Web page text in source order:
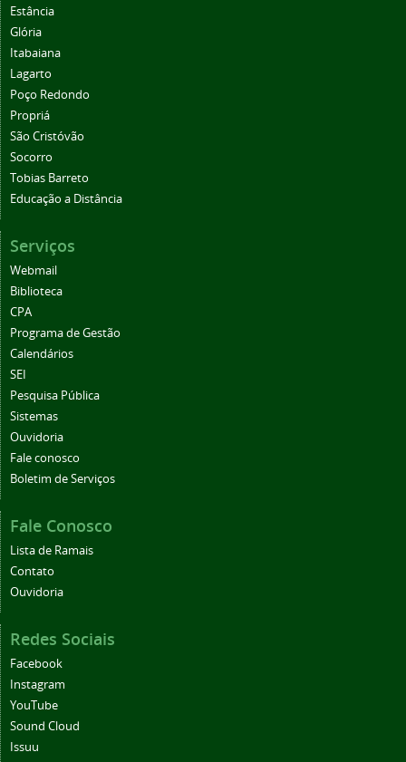
Estância
Glória
Itabaiana
Lagarto
Poço Redondo
Propriá
São Cristóvão
Socorro
Tobias Barreto
Educação a Distância
Serviços
Webmail
Biblioteca
CPA
Programa de Gestão
Calendários
SEI
Pesquisa Pública
Sistemas
Ouvidoria
Fale conosco
Boletim de Serviços
Fale Conosco
Lista de Ramais
Contato
Ouvidoria
Redes Sociais
Facebook
Instagram
YouTube
Sound Cloud
Issuu